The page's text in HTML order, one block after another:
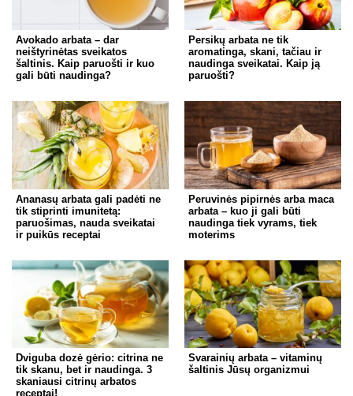
Avokado arbata – dar
neištyrinėtas sveikatos
šaltinis. Kaip paruošti ir kuo
gali būti naudinga?
Persikų arbata ne tik
aromatinga, skani, tačiau ir
naudinga sveikatai. Kaip ją
paruošti?
Ananasų arbata gali padėti ne
tik stiprinti imunitetą:
paruošimas, nauda sveikatai
ir puikūs receptai
Peruvinės pipirnės arba maca
arbata – kuo ji gali būti
naudinga tiek vyrams, tiek
moterims
Dviguba dozė gėrio: citrina ne
tik skanu, bet ir naudinga. 3
skaniausi citrinų arbatos
receptai!
Svarainių arbata – vitaminų
šaltinis Jūsų organizmui